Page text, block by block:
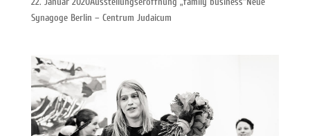
Synagoge Berlin – Centrum Judaicum